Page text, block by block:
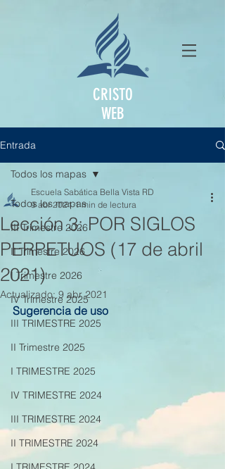
CRISTO
WEB
Entrada
Todos los mapas
III Trimestre 2026
II Trimestre 2026
I Trimestre 2026
IV Trimestre 2025
III TRIMESTRE 2025
II Trimestre 2025
I TRIMESTRE 2025
IV TRIMESTRE 2024
III TRIMESTRE 2024
II TRIMESTRE 2024
Todos los mapas
Lección 3: POR SIGLOS
PERPETUOS (17 de abril
2021)
Escuela Sabática Bella Vista RD
9 abr 2021 1 min de lectura
Actualizado:9 abr 2021
Sugerencia de uso